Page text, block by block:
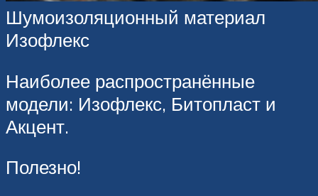
Шумоизоляционный материал
Изофлекс
Наиболее распространённые
модели: Изофлекс, Битопласт и
Акцент.
Полезно!